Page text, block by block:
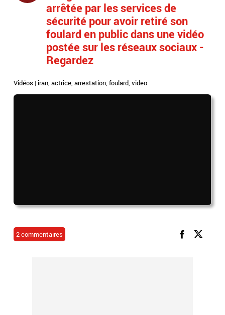
arrêtée par les services de
sécurité pour avoir retiré son
foulard en public dans une vidéo
postée sur les réseaux sociaux -
Regardez
Vidéos | iran,actrice,arrestation,foulard,video
2 commentaires